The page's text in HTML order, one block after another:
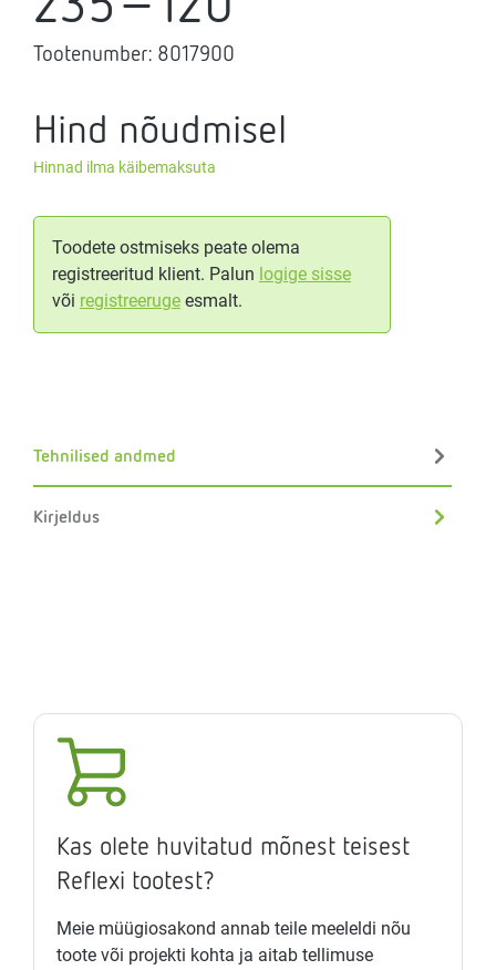
Tootenumber: 8017900
Hind nõudmisel
Hinnad ilma käibemaksuta
Toodete ostmiseks peate olema
registreeritud klient. Palun logige sisse
või registreeruge esmalt.
Tehnilised andmed
Kirjeldus
Kas olete huvitatud mõnest teisest
Reflexi tootest?
Meie müügiosakond annab teile meeleldi nõu
toote või projekti kohta ja aitab tellimuse